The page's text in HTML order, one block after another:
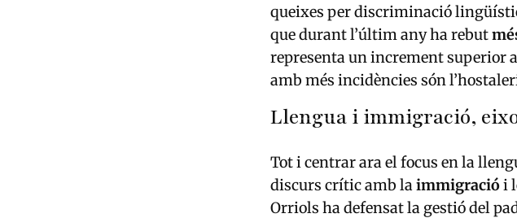
queixes per discriminació
que durant l’últim any ha rebut
representa un increment superior
amb més incidències són
Llengua i immigració,
Tot i centrar ara el focus en la
discurs crític amb laimmigraciói
Orriols ha defensat la gestió del